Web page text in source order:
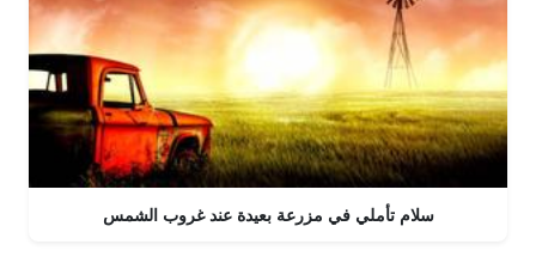
سلام تأملي في مزرعة بعيدة عند غروب الشمس